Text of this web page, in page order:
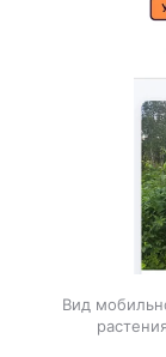
Вид